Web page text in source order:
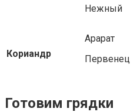
Нежный
Кориандр
Арарат
Первенец
Готовим грядки